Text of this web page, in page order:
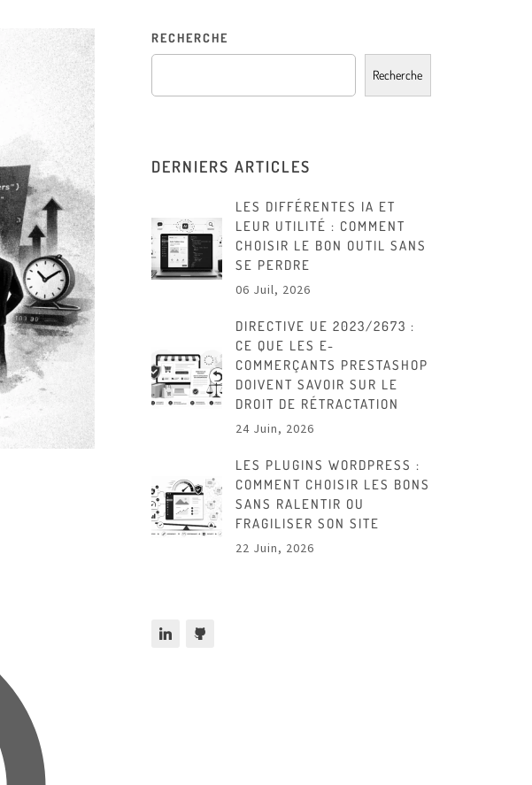
RECHERCHE
Recherche
DERNIERS ARTICLES
LES DIFFÉRENTES IA ET
LEUR UTILITÉ : COMMENT
CHOISIR LE BON OUTIL SANS
SE PERDRE
06 Juil, 2026
DIRECTIVE UE 2023/2673 :
CE QUE LES E-
COMMERÇANTS PRESTASHOP
DOIVENT SAVOIR SUR LE
DROIT DE RÉTRACTATION
24 Juin, 2026
LES PLUGINS WORDPRESS :
COMMENT CHOISIR LES BONS
SANS RALENTIR OU
FRAGILISER SON SITE
22 Juin, 2026